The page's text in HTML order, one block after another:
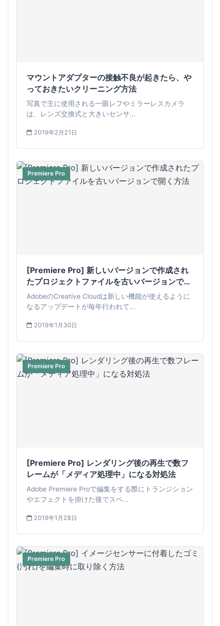
マウントアダプターの接触不良が起きたら、や
っておきたいクリーニング方法
写真で主に使用される一眼レフやミラーレスカメラ
は、レンズ交換式と大きいセンサ...
2019年2月21日
Premiere Pro
[Premiere Pro] 新しいバージョンで作成され
たプロジェクトファイルを古いバージョンで開
く方法
AdobeのCreative Cloudは新しい機能が使えるように
なるアップデートが毎年行われて...
2019年1月30日
Premiere Pro
[Premiere Pro] レンダリング後の再生で数フ
レームが「メディア処理中」になる対処法
Adobe Premiere Proで編集をする際にトランジション
やエフェクトを掛けた後でスペ...
2019年1月28日
Premiere Pro